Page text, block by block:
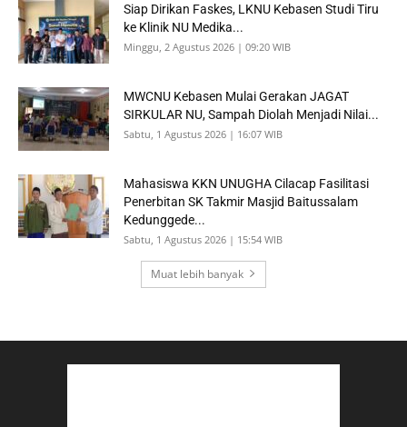
Siap Dirikan Faskes, LKNU Kebasen Studi Tiru
ke Klinik NU Medika...
Minggu, 2 Agustus 2026 | 09:20 WIB
MWCNU Kebasen Mulai Gerakan JAGAT
SIRKULAR NU, Sampah Diolah Menjadi Nilai...
Sabtu, 1 Agustus 2026 | 16:07 WIB
Mahasiswa KKN UNUGHA Cilacap Fasilitasi
Penerbitan SK Takmir Masjid Baitussalam
Kedunggede...
Sabtu, 1 Agustus 2026 | 15:54 WIB
Muat lebih banyak